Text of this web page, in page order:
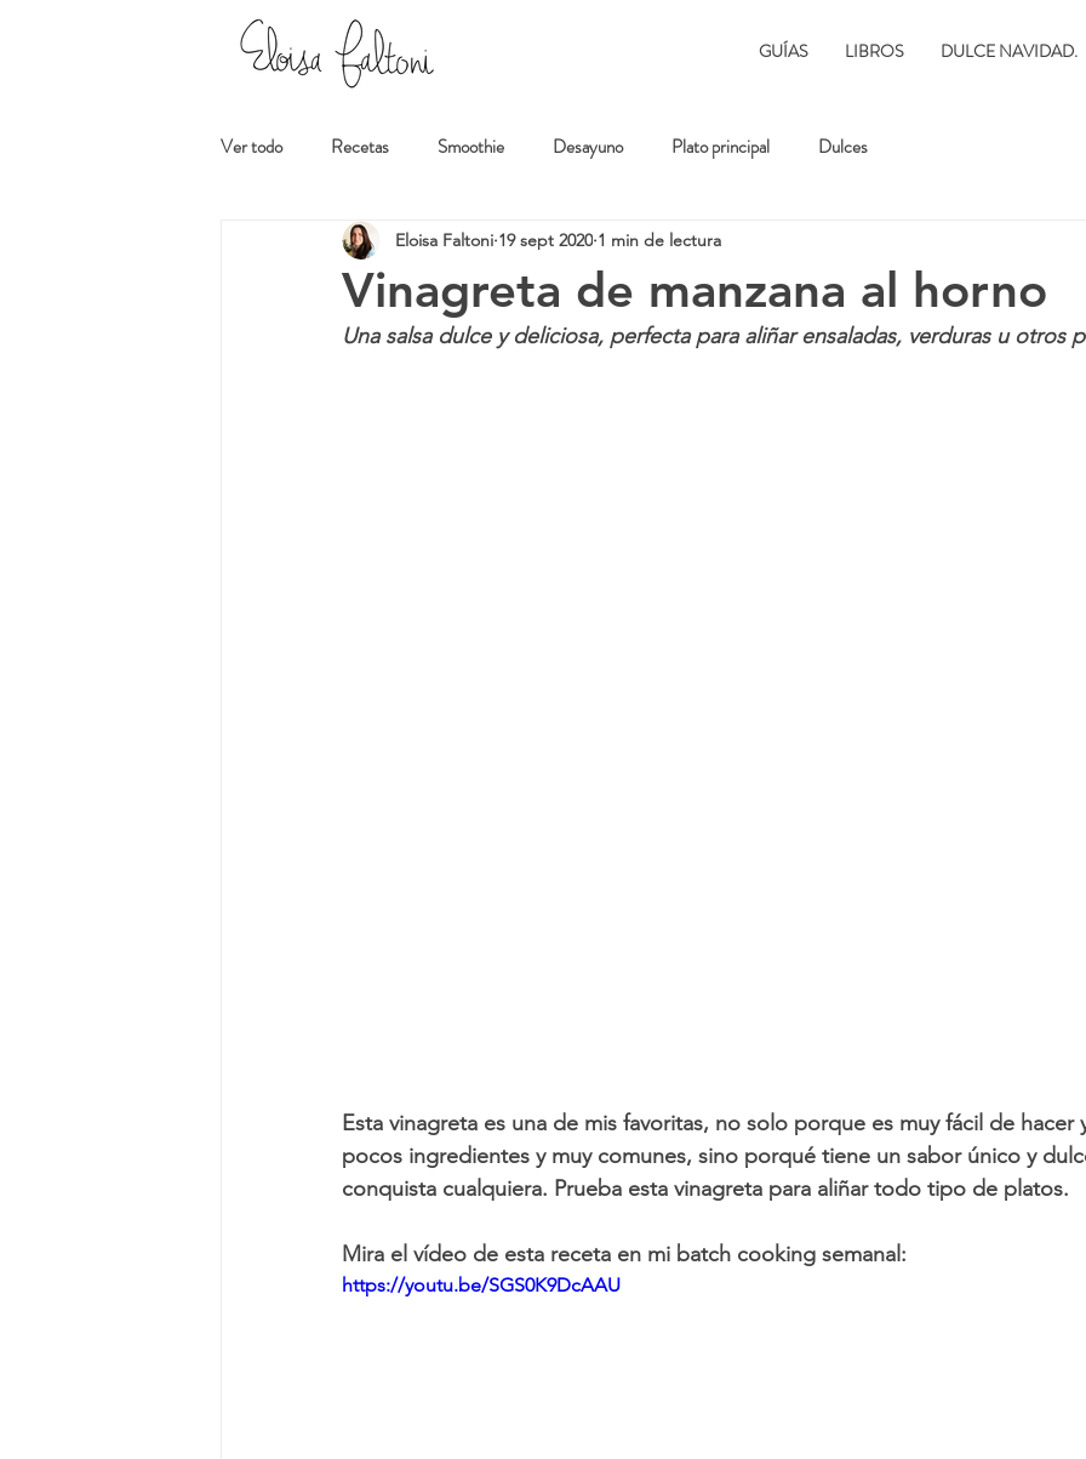
GUÍAS LIBROS DULCE NAVIDAD.
Ver todo Recetas Smoothie Desayuno Plato principal Dulces
Vinagreta de manzana al horno
Eloisa Faltoni 19 sept 2020 1 min de lectura
Una salsa dulce y deliciosa, perfecta para aliñar ensaladas, verduras u otros
Esta vinagreta es una de mis favoritas, no solo porque es muy fácil de hacer
pocos ingredientes y muy comunes, sino porqué tiene un sabor único y
conquista cualquiera. Prueba esta vinagreta para aliñar todo tipo de platos.
Mira el vídeo de esta receta en mi batch cooking semanal:
https://youtu.be/SGS0K9DcAAU